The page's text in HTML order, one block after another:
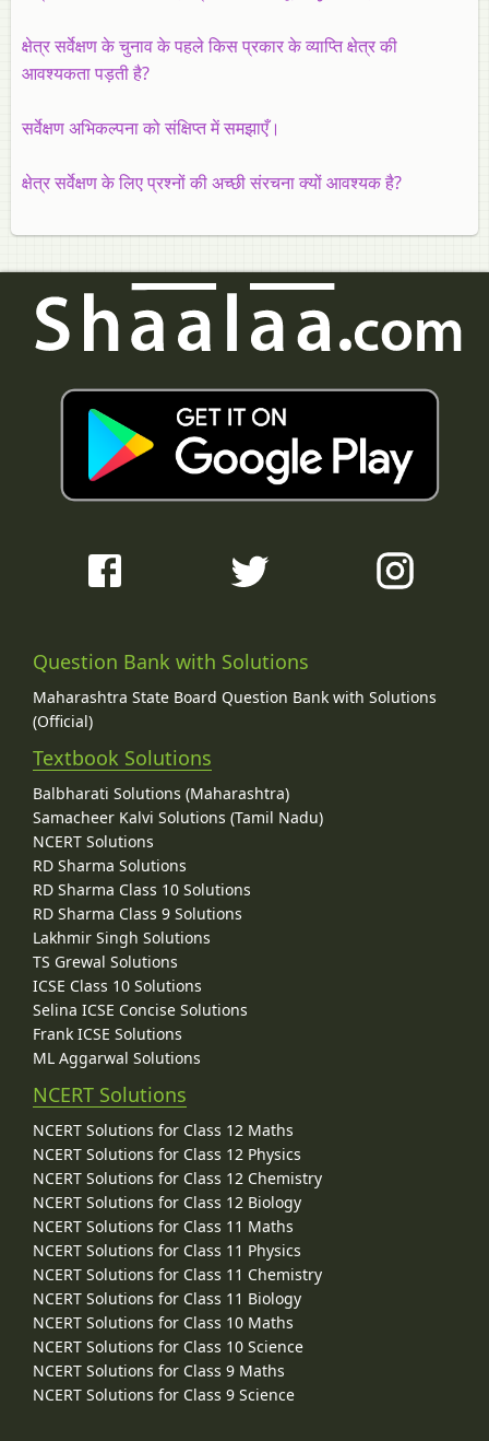
क्षेत्र सर्वेक्षण के चुनाव के पहले किस प्रकार के व्याप्ति क्षेत्र की
आवश्यकता पड़ती है?
सर्वेक्षण अभिकल्पना को संक्षिप्त में समझाएँ।
क्षेत्र सर्वेक्षण के लिए प्रश्नों की अच्छी संरचना क्यों आवश्यक है?
Question Bank with Solutions
Maharashtra State Board Question Bank with Solutions
(Official)
Textbook Solutions
Balbharati Solutions (Maharashtra)
Samacheer Kalvi Solutions (Tamil Nadu)
NCERT Solutions
RD Sharma Solutions
RD Sharma Class 10 Solutions
RD Sharma Class 9 Solutions
Lakhmir Singh Solutions
TS Grewal Solutions
ICSE Class 10 Solutions
Selina ICSE Concise Solutions
Frank ICSE Solutions
ML Aggarwal Solutions
NCERT Solutions
NCERT Solutions for Class 12 Maths
NCERT Solutions for Class 12 Physics
NCERT Solutions for Class 12 Chemistry
NCERT Solutions for Class 12 Biology
NCERT Solutions for Class 11 Maths
NCERT Solutions for Class 11 Physics
NCERT Solutions for Class 11 Chemistry
NCERT Solutions for Class 11 Biology
NCERT Solutions for Class 10 Maths
NCERT Solutions for Class 10 Science
NCERT Solutions for Class 9 Maths
NCERT Solutions for Class 9 Science